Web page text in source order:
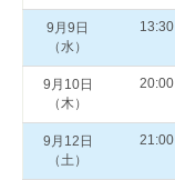
9月9日
（水）
13:30
9月10日
（木）
20:00
9月12日
（土）
21:00